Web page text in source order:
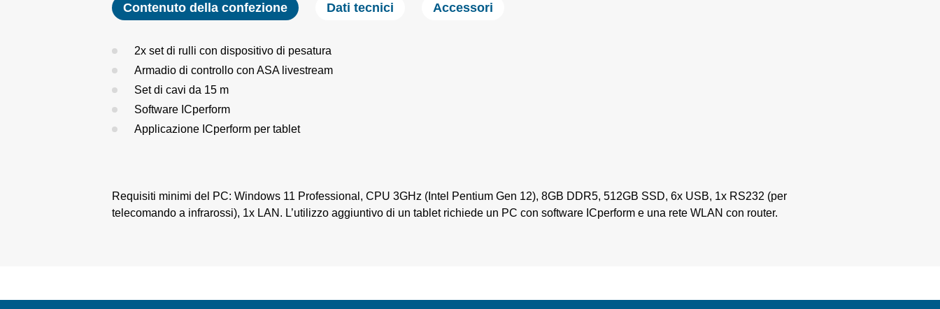
Contenuto della confezione Dati tecnici Accessori
2x set di rulli con dispositivo di pesatura
Armadio di controllo con ASA livestream
Set di cavi da 15 m
Software ICperform
Applicazione ICperform per tablet
Requisiti minimi del PC: Windows 11 Professional, CPU 3GHz (Intel Pentium Gen 12), 8GB DDR5, 512GB SSD, 6x USB, 1x RS232 (per
telecomando a infrarossi), 1x LAN. L’utilizzo aggiuntivo di un tablet richiede un PC con software ICperform e una rete WLAN con router.